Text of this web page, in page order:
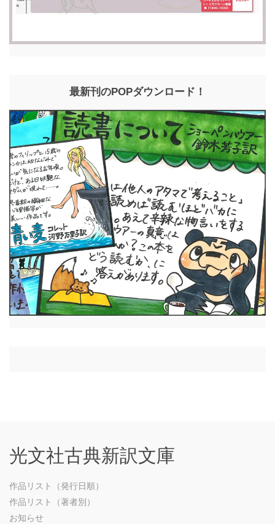
最新刊のPOPダウンロード！
光文社古典新訳文庫
作品リスト（発行日順）
作品リスト（著者別）
お知らせ